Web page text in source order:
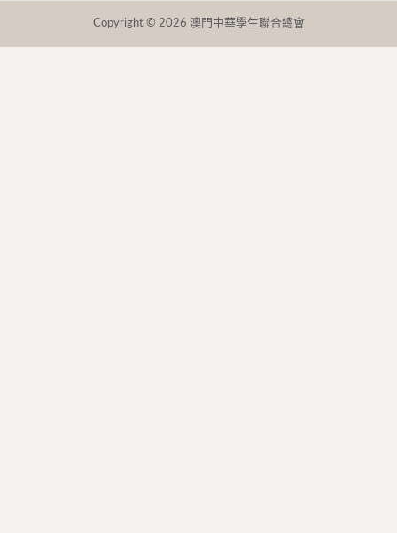
Copyright © 2026 澳門中華學生聯合總會